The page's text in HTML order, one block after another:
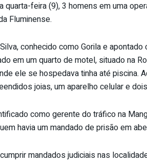
quarta-feira (9), 3 homens em uma
Fluminense.
conhecido como Gorila e
em um quarto de motel, situado na
ele se hospedava tinha até piscina.
joias, um aparelho celular e
como gerente do tráfico na
havia um mandado de prisão em
mandados judiciais nas